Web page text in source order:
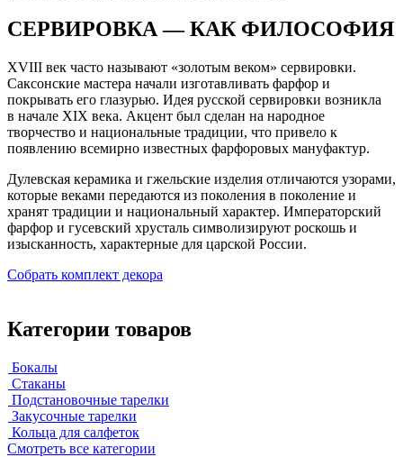
СЕРВИРОВКА — КАК ФИЛОСОФИЯ
XVIII век часто называют «золотым веком» сервировки.
Саксонские мастера начали изготавливать фарфор и
покрывать его глазурью. Идея русской сервировки возникла
в начале XIX века. Акцент был сделан на народное
творчество и национальные традиции, что привело к
появлению всемирно известных фарфоровых мануфактур.
Дулевская керамика и гжельские изделия отличаются узорами,
которые веками передаются из поколения в поколение и
хранят традиции и национальный характер. Императорский
фарфор и гусевский хрусталь символизируют роскошь и
изысканность, характерные для царской России.
Собрать комплект декора
Категории товаров
Бокалы
Стаканы
Подстановочные тарелки
Закусочные тарелки
Кольца для салфеток
Смотреть все категории